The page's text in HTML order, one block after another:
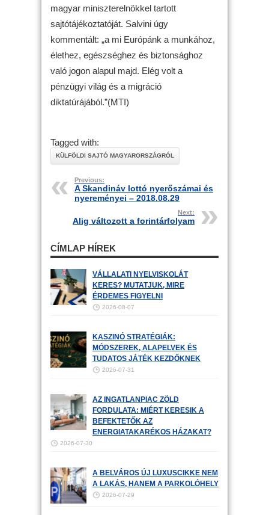
magyar miniszterelnökkel tartott
sajtótájékoztatóját. Salvini úgy
kommentált: „a mi Európánk a munkához,
élethez, egészséghez és biztonsághoz
való jogon alapul majd. Elég volt a
pénzügyi világ és a migráció
diktatúrájából.”(MTI)
Tagged with:
KÜLFÖLDI SAJTÓ MAGYARORSZÁGRÓL
Previous:
A Skandináv lottó nyerőszámai és
nyereményei – 2018.08.29
Next:
Alig változott a forintárfolyam
CÍMLAP HÍREK
VÁLLALATI NYELVISKOLÁT
KERES? MUTATJUK, MIRE
ÉRDEMES FIGYELNI
2026-08-07
KASZINÓ STRATÉGIÁK:
MÓDSZEREK, ALAPELVEK ÉS
TUDATOS JÁTÉK KEZDŐKNEK
2026-07-31
AZ INGATLANPIAC ZÖLD
FORDULATA: MIÉRT KERESIK A
BEFEKTETŐK AZ
ENERGIATAKARÉKOS HÁZAKAT?
2026-07-30
A BELVÁROS ÚJ LUXUSCIKKE NEM
A LAKÁS, HANEM A PARKOLÓHELY
2026-07-29